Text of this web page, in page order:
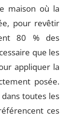
maison où la
pour revêtir
80 % des
que les
appliquer la
posée.
toutes les
ces